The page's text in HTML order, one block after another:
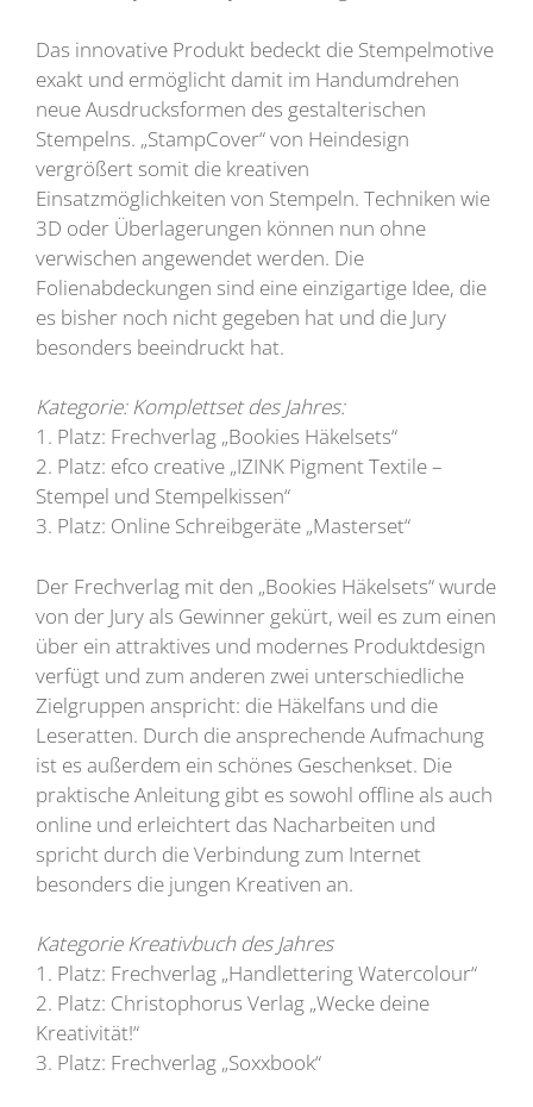
Das innovative Produkt bedeckt die Stempelmotive
exakt und ermöglicht damit im Handumdrehen
neue Ausdrucksformen des gestalterischen
Stempelns. „StampCover“ von Heindesign
vergrößert somit die kreativen
Einsatzmöglichkeiten von Stempeln. Techniken wie
3D oder Überlagerungen können nun ohne
verwischen angewendet werden. Die
Folienabdeckungen sind eine einzigartige Idee, die
es bisher noch nicht gegeben hat und die Jury
besonders beeindruckt hat.
Kategorie: Komplettset des Jahres:
1. Platz: Frechverlag „Bookies Häkelsets“
2. Platz: efco creative „IZINK Pigment Textile –
Stempel und Stempelkissen“
3. Platz: Online Schreibgeräte „Masterset“
Der Frechverlag mit den „Bookies Häkelsets“ wurde
von der Jury als Gewinner gekürt, weil es zum einen
über ein attraktives und modernes Produktdesign
verfügt und zum anderen zwei unterschiedliche
Zielgruppen anspricht: die Häkelfans und die
Leseratten. Durch die ansprechende Aufmachung
ist es außerdem ein schönes Geschenkset. Die
praktische Anleitung gibt es sowohl offline als auch
online und erleichtert das Nacharbeiten und
spricht durch die Verbindung zum Internet
besonders die jungen Kreativen an.
Kategorie Kreativbuch des Jahres
1. Platz: Frechverlag „Handlettering Watercolour“
2. Platz: Christophorus Verlag „Wecke deine
Kreativität!“
3. Platz: Frechverlag „Soxxbook“